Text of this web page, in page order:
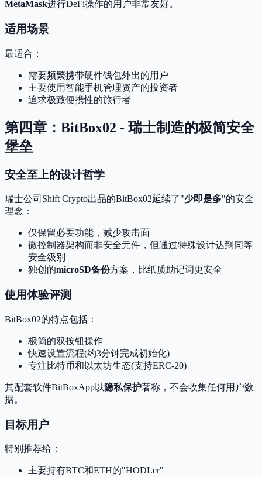
MetaMask进行DeFi操作的用户非常友好。
适用场景
最适合：
需要频繁携带硬件钱包外出的用户
主要使用智能手机管理资产的投资者
追求极致便携性的旅行者
第四章：BitBox02 - 瑞士制造的极简安全
堡垒
安全至上的设计哲学
瑞士公司Shift Crypto出品的BitBox02延续了"少即是多"的安全
理念：
仅保留必要功能，减少攻击面
微控制器架构而非安全元件，但通过特殊设计达到同等
安全级别
独创的microSD备份方案，比纸质助记词更安全
使用体验评测
BitBox02的特点包括：
极简的双按钮操作
快速设置流程(约3分钟完成初始化)
专注比特币和以太坊生态(支持ERC-20)
其配套软件BitBoxApp以 隐私保护著称，不会收集任何用户数
据。
目标用户
特别推荐给：
主要持有BTC和ETH的"HODLer"